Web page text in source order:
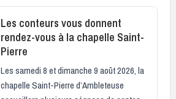
Les conteurs vous donnent
rendez-vous à la chapelle Saint-
Pierre
Les samedi 8 et dimanche 9 août 2026, la
chapelle Saint-Pierre d’Ambleteuse